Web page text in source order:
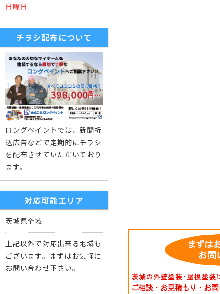
日曜日
チラシ配布について
ロングペイントでは、新聞折
込広告などで定期的にチラシ
を配布させていただいており
ます。
対応可能エリア
茨城県全域
上記以外で対応出来る地域も
ございます。まずはお気軽に
お問い合わせ下さい。